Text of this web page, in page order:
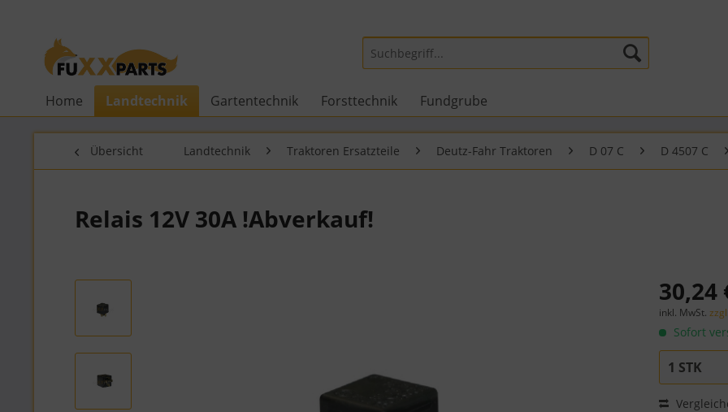
Home Landtechnik Gartentechnik Forsttechnik Fundgrube
Übersicht Landtechnik Traktoren Ersatzteile Deutz-Fahr Traktoren D 07 C D 4507 C
Relais 12V 30A !Abverkauf!
30,24
inkl. MwSt.
Sofort